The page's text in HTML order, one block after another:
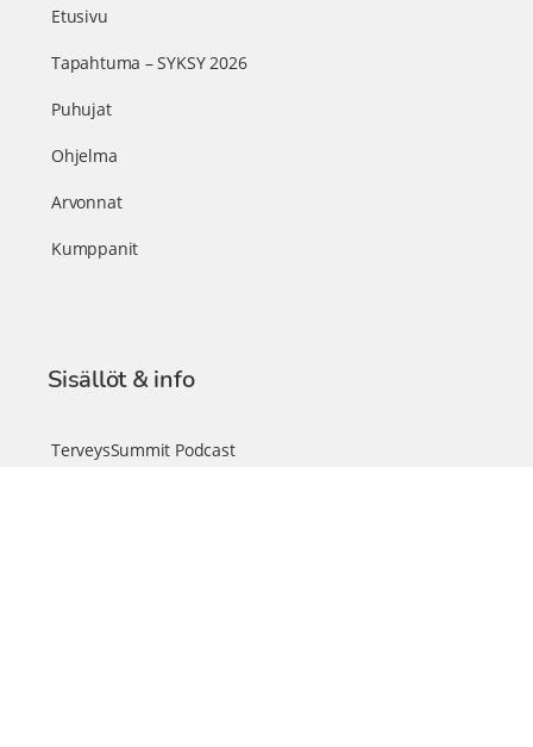
Etusivu
Tapahtuma – SYKSY 2026
Puhujat
Ohjelma
Arvonnat
Kumppanit
Sisällöt & info
TerveysSummit Podcast